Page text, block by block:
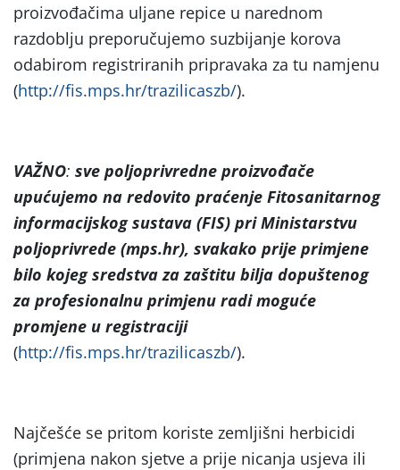
proizvođačima uljane repice u narednom
razdoblju preporučujemo suzbijanje korova
odabirom registriranih pripravaka za tu namjenu
(http://fis.mps.hr/trazilicaszb/).
VAŽNO: sve poljoprivredne proizvođače
upućujemo na redovito praćenje Fitosanitarnog
informacijskog sustava (FIS) pri Ministarstvu
poljoprivrede (mps.hr), svakako prije primjene
bilo kojeg sredstva za zaštitu bilja dopuštenog
za profesionalnu primjenu radi moguće
promjene u registraciji
(http://fis.mps.hr/trazilicaszb/).
Najčešće se pritom koriste zemljišni herbicidi
(primjena nakon sjetve a prije nicanja usjeva ili